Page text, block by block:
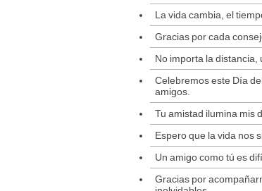
La vida cambia, el
Gracias por cada
No importa la
Celebremos este Día
amigos.
Tu amistad ilumina mis
Espero que la vida nos
Un amigo como tú es
Gracias por